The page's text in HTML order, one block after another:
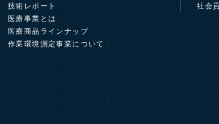
技術レポート
医療事業とは
医療商品ラインナップ
作業環境測定事業について
社会